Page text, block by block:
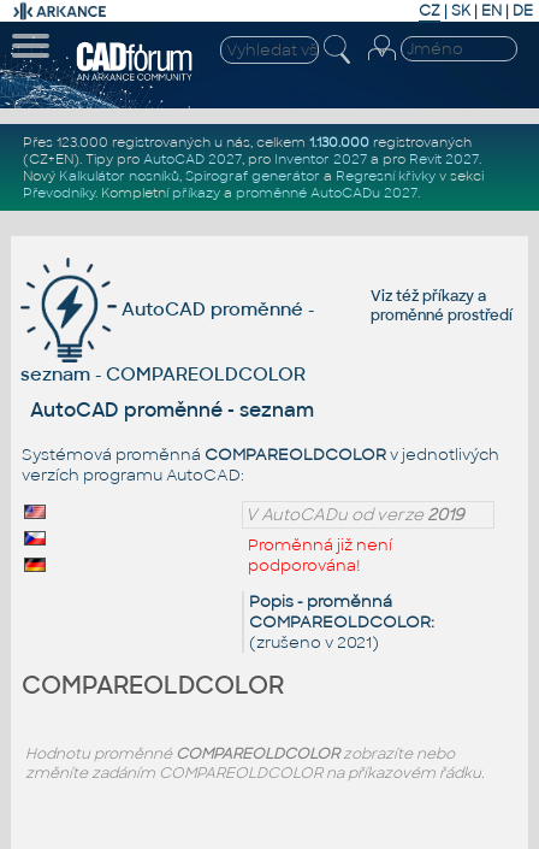
CZ | SK| EN | DE
Přes 123.000 registrovaných u nás, celkem 1.130.000registrovaných
(CZ+EN). Tipy pro AutoCAD 2027, pro Inventor 2027a pro Revit 2027.
Nový Kalkulátor nosníků, Spirograf generátor a Regresní křivkyv sekci
Převodníky. Kompletní příkazya proměnné AutoCADu 2027.
Viz téžpříkazya
proměnné prostředí
AutoCAD proměnné -
seznam - COMPAREOLDCOLOR
AutoCAD proměnné - seznam
Systémová proměnná COMPAREOLDCOLORv jednotlivých
verzích programu AutoCAD:
V AutoCADu od verze2019
Proměnná již není
podporována!
Popis - proměnná
COMPAREOLDCOLOR:
(zrušeno v 2021)
COMPAREOLDCOLOR
Hodnotu proměnné COMPAREOLDCOLORzobrazíte nebo
změníte zadáním COMPAREOLDCOLOR na příkazovém řádku.